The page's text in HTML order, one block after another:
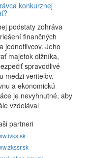
konkurznej
podstaty zohráva
finančných
jednotlivcov. Jeho
majetok dlžníka,
spravodlivé
medzi veriteľov.
a ekonomickú
je nevyhnutné, aby
vzdelával
partneri